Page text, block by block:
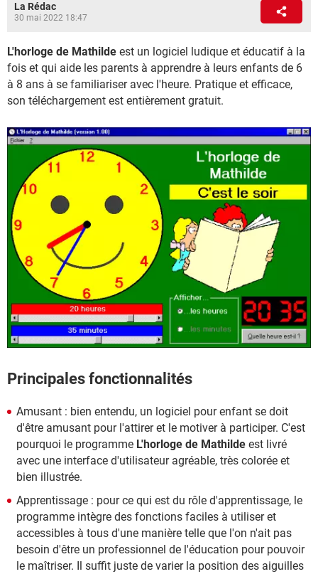
La Rédac
30 mai 2022 18:47
L'horloge de Mathilde est un logiciel ludique et éducatif à la
fois et qui aide les parents à apprendre à leurs enfants de 6
à 8 ans à se familiariser avec l'heure. Pratique et efficace,
son téléchargement est entièrement gratuit.
Principales fonctionnalités
Amusant : bien entendu, un logiciel pour enfant se doit
d'être amusant pour l'attirer et le motiver à participer. C'est
pourquoi le programme L'horloge de Mathilde est livré
avec une interface d'utilisateur agréable, très colorée et
bien illustrée.
Apprentissage : pour ce qui est du rôle d'apprentissage, le
programme intègre des fonctions faciles à utiliser et
accessibles à tous d'une manière telle que l'on n'ait pas
besoin d'être un professionnel de l'éducation pour pouvoir
le maîtriser. Il suffit juste de varier la position des aiguilles